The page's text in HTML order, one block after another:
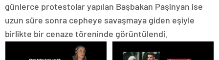
günlerce protestolar yapılan Başbakan Paşinyan ise
uzun süre sonra cepheye savaşmaya giden eşiyle
birlikte bir cenaze töreninde görüntülendi.